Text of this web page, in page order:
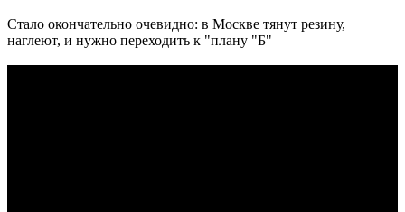
Стало окончательно очевидно: в Москве тянут резину,
наглеют, и нужно переходить к "плану "Б"